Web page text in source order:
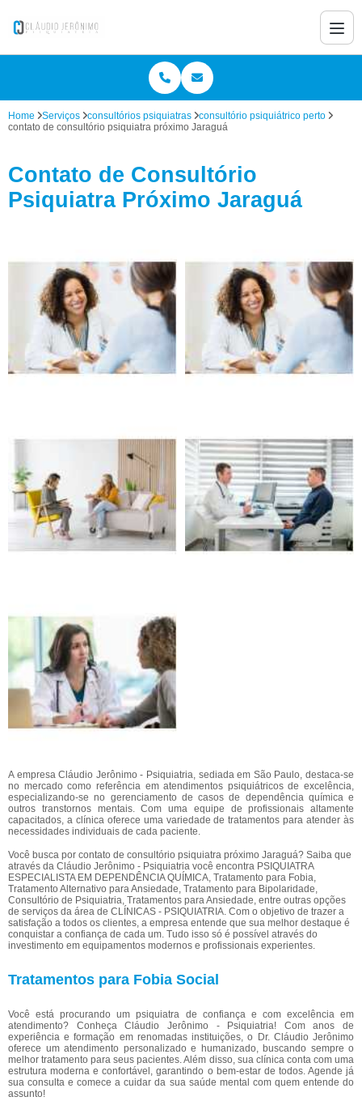
Home Serviços consultórios psiquiatras
consultório psiquiátrico perto
contato de consultório psiquiatra próximo Jaraguá
Contato de Consultório
Psiquiatra Próximo Jaraguá
A empresa Cláudio Jerônimo - Psiquiatria, sediada em São Paulo, destaca-se
no mercado como referência em atendimentos psiquiátricos de excelência,
especializando-se no gerenciamento de casos de dependência química e
outros transtornos mentais. Com uma equipe de profissionais altamente
capacitados, a clínica oferece uma variedade de tratamentos para atender às
necessidades individuais de cada paciente.
Você busca por contato de consultório psiquiatra próximo Jaraguá? Saiba que
através da Cláudio Jerônimo - Psiquiatria você encontra PSIQUIATRA
ESPECIALISTA EM DEPENDÊNCIA QUÍMICA, Tratamento para Fobia,
Tratamento Alternativo para Ansiedade, Tratamento para Bipolaridade,
Consultório de Psiquiatria, Tratamentos para Ansiedade, entre outras opções
de serviços da área de CLÍNICAS - PSIQUIATRIA. Com o objetivo de trazer a
satisfação a todos os clientes, a empresa entende que sua melhor destaque é
conquistar a confiança de cada um. Tudo isso só é possível através do
investimento em equipamentos modernos e profissionais experientes.
Tratamentos para Fobia Social
Você está procurando um psiquiatra de confiança e com excelência em
atendimento? Conheça Cláudio Jerônimo - Psiquiatria! Com anos de
experiência e formação em renomadas instituições, o Dr. Cláudio Jerônimo
oferece um atendimento personalizado e humanizado, buscando sempre o
melhor tratamento para seus pacientes. Além disso, sua clínica conta com uma
estrutura moderna e confortável, garantindo o bem-estar de todos. Agende já
sua consulta e comece a cuidar da sua saúde mental com quem entende do
assunto!